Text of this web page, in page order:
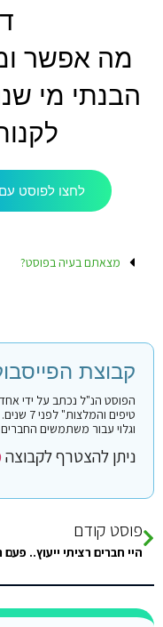
מה אפשר
הבנתי מי
לחצו לפוסט
מצאתם בעיה בפוסט?
קבוצת
הפוסט הנ"ל נכתב על ידי
טיפים
וגלוי עבור משתמשים
ניתן להצטרף לקבוצה
פוסט קודם